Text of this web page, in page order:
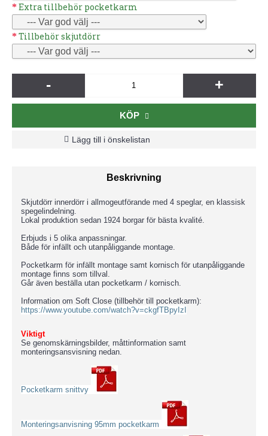
Extra tillbehör pocketkarm
Tillbehör skjutdörr
- +
KÖP
Lägg till i önskelistan
Beskrivning
Skjutdörr innerdörr i allmogeutförande med 4 speglar, en klassisk
spegelindelning.
Lokal produktion sedan 1924 borgar för bästa kvalité.
Erbjuds i 5 olika anpassningar.
Både för infällt och utanpåliggande montage.
Pocketkarm för infällt montage samt kornisch för utanpåliggande
montage finns som tillval.
Går även beställa utan pocketkarm / kornisch.
Information om Soft Close (tillbehör till pocketkarm):
https://www.youtube.com/watch?v=ckgfTBpyIzI
Viktigt
Se genomskärningsbilder, måttinformation samt
monteringsansvisning nedan.
Pocketkarm snittvy
Monteringsanvisning 95mm pocketkarm